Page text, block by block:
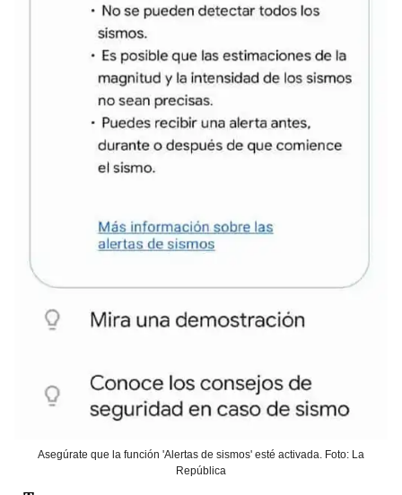
Asegúrate que la función 'Alertas de sismos' esté activada. Foto: La
República